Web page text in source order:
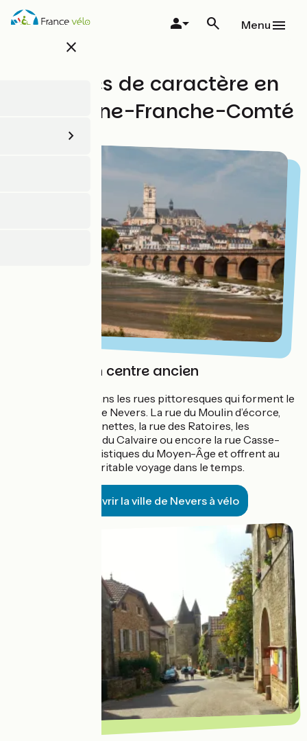
Aller
au
close
Menu
Les cités de caractère en
Bourgogne-Franche-Comté
Nevers et son centre ancien
Il fait bon flâner dans les rues pittoresques qui forment le
cœur historique de Nevers. La rue du Moulin d’écorce,
celle des Belles-lunettes, la rue des Ratoires, les
escaliers de la rue du Calvaire ou encore la rue Casse-
cou sont caractéristiques du Moyen-Âge et offrent au
randonneur un véritable voyage dans le temps.
Découvrir la ville de Nevers à vélo